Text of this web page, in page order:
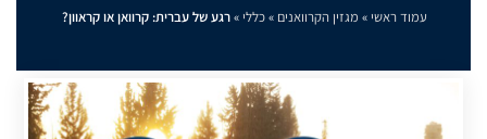
עמוד ראשי» מגזין הקרוואנים »כללי»רגע של עברית: קרוואן או קראוון?